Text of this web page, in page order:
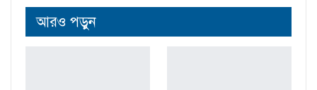
আরও পড়ুন